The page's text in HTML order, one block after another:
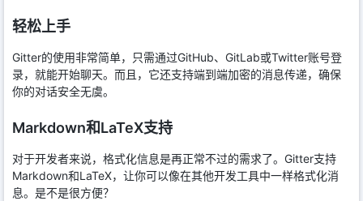
轻松上手
Gitter的使用非常简单，只需通过GitHub、GitLab或Twitter账号登
录，就能开始聊天。而且，它还支持端到端加密的消息传递，确保
你的对话安全无虞。
Markdown和LaTeX支持
对于开发者来说，格式化信息是再正常不过的需求了。Gitter支持
Markdown和LaTeX，让你可以像在其他开发工具中一样格式化消
息。是不是很方便？